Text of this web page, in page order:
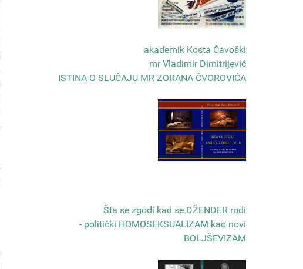
akademik Kosta Čavoški
mr Vladimir Dimitrijević
ISTINA O SLUČAJU MR ZORANA ČVOROVIĆA
Šta se zgodi kad se DŽENDER rodi
- politički HOMOSEKSUALIZAM kao novi
BOLJŠEVIZAM